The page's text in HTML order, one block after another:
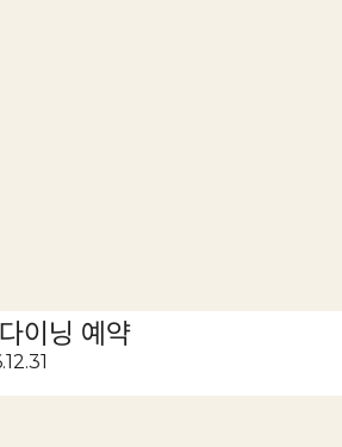
이닝 예약